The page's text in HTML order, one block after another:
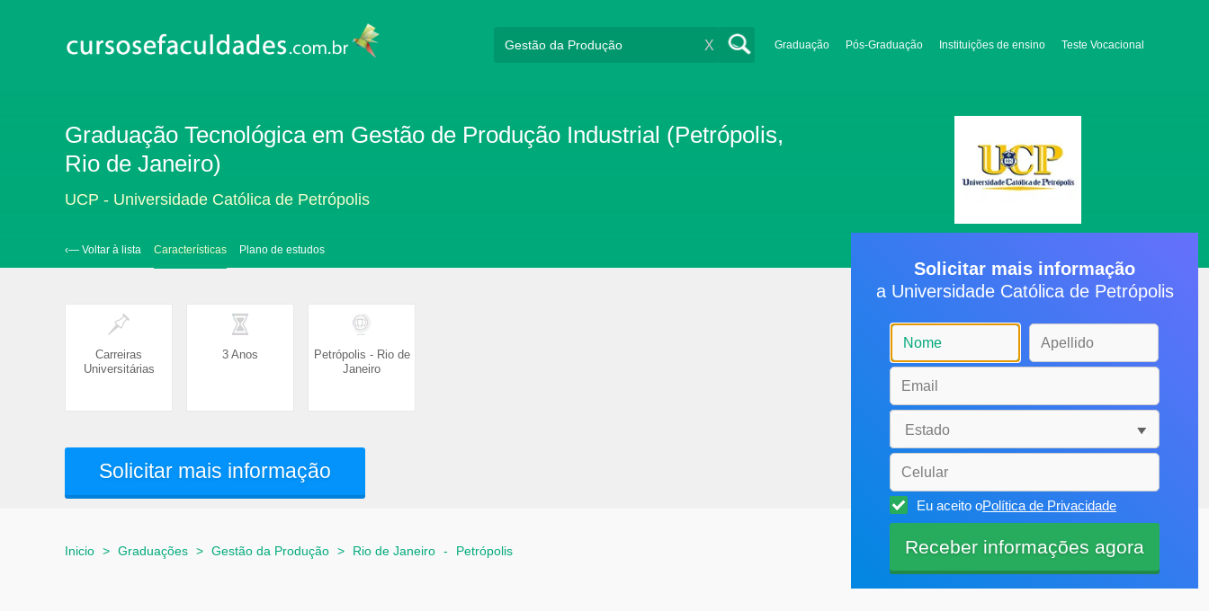
Graduação Pós-Graduação Instituições de ensino Teste Vocacional
X
Graduação Tecnológica em Gestão de Produção Industrial (Petrópolis,
Rio de Janeiro)
UCP - Universidade Católica de Petrópolis
‹— Voltar à lista Características Plano de estudos
Carreiras
Universitárias
3 Anos
Petrópolis - Rio de
Janeiro
Solicitar mais informação
Inicio > Graduações > Gestão da Produção > Rio de Janeiro - Petrópolis
Solicitar mais informação
a Universidade Católica de Petrópolis
Eu aceito oPolítica de Privacidade